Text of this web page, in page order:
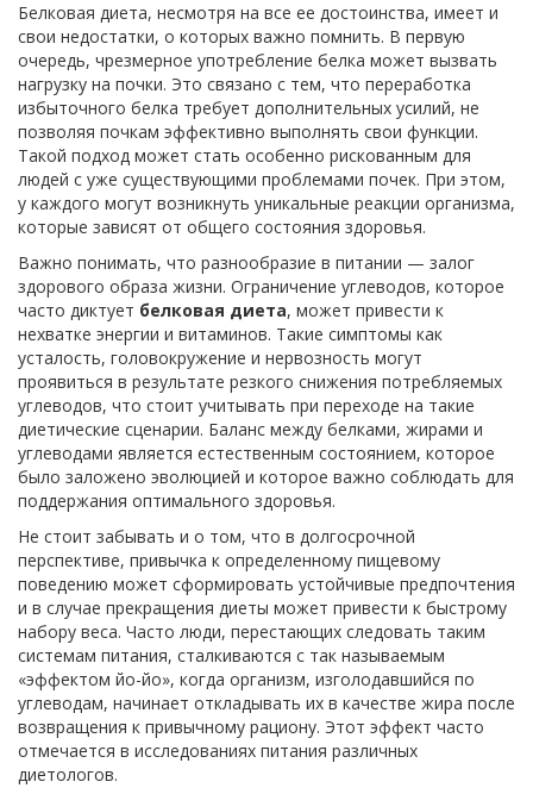
Белковая диета, несмотря на все ее достоинства, имеет и
свои недостатки, о которых важно помнить. В первую
очередь, чрезмерное употребление белка может вызвать
нагрузку на почки. Это связано с тем, что переработка
избыточного белка требует дополнительных усилий, не
позволяя почкам эффективно выполнять свои функции.
Такой подход может стать особенно рискованным для
людей с уже существующими проблемами почек. При этом,
у каждого могут возникнуть уникальные реакции организма,
которые зависят от общего состояния здоровья.
Важно понимать, что разнообразие в питании — залог
здорового образа жизни. Ограничение углеводов, которое
часто диктует белковая диета, может привести к
нехватке энергии и витаминов. Такие симптомы как
усталость, головокружение и нервозность могут
проявиться в результате резкого снижения потребляемых
углеводов, что стоит учитывать при переходе на такие
диетические сценарии. Баланс между белками, жирами и
углеводами является естественным состоянием, которое
было заложено эволюцией и которое важно соблюдать для
поддержания оптимального здоровья.
Не стоит забывать и о том, что в долгосрочной
перспективе, привычка к определенному пищевому
поведению может сформировать устойчивые предпочтения
и в случае прекращения диеты может привести к быстрому
набору веса. Часто люди, перестающих следовать таким
системам питания, сталкиваются с так называемым
«эффектом йо-йо», когда организм, изголодавшийся по
углеводам, начинает откладывать их в качестве жира после
возвращения к привычному рациону. Этот эффект часто
отмечается в исследованиях питания различных
диетологов.